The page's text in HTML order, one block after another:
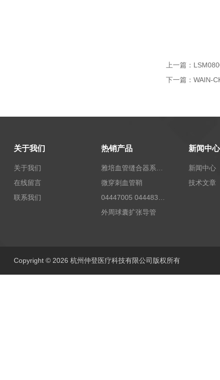
上一篇：
下一篇： WAIN-
关于我们
关于我们
在线留言
联系我们
热销产品
微穿刺血管鞘
外周球囊扩张导管
新闻中心
新闻中心
技术文章
Copyright © 2026 杭州仲登医疗科技有限公司版权所有